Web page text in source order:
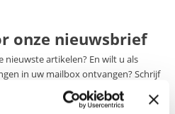
onze nieuwsbrief
artikelen? En wilt u als
in uw mailbox ontvangen? Schrijf
hier onder uw email adres